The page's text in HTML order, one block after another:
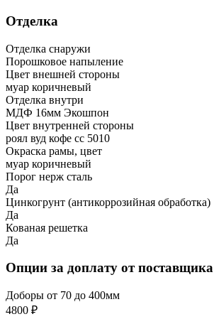
Отделка
Отделка снаружи
Порошковое напыление
Цвет внешней стороны
муар коричневый
Отделка внутри
МДФ 16мм Экошпон
Цвет внутренней стороны
роял вуд кофе сс 5010
Окраска рамы, цвет
муар коричневый
Порог нерж сталь
Да
Цинкогрунт (антикоррозийная обработка)
Да
Кованая решетка
Да
Опции за доплату от поставщика
Доборы от 70 до 400мм
4800 ₽